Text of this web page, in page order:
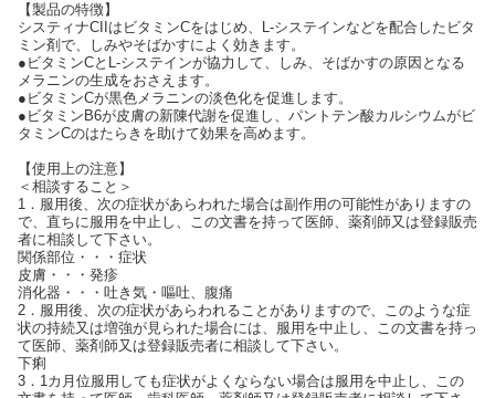
【製品の特徴】
システィナCIIはビタミンCをはじめ、L-システインなどを配合したビタ
ミン剤で、しみやそばかすによく効きます。
●ビタミンCとL-システインが協力して、しみ、そばかすの原因となる
メラニンの生成をおさえます。
●ビタミンCが黒色メラニンの淡色化を促進します。
●ビタミンB6が皮膚の新陳代謝を促進し、パントテン酸カルシウムがビ
タミンCのはたらきを助けて効果を高めます。
【使用上の注意】
＜相談すること＞
1．服用後、次の症状があらわれた場合は副作用の可能性がありますの
で、直ちに服用を中止し、この文書を持って医師、薬剤師又は登録販売
者に相談して下さい。
関係部位・・・症状
皮膚・・・発疹
消化器・・・吐き気・嘔吐、腹痛
2．服用後、次の症状があらわれることがありますので、このような症
状の持続又は増強が見られた場合には、服用を中止し、この文書を持っ
て医師、薬剤師又は登録販売者に相談して下さい。
下痢
3．1カ月位服用しても症状がよくならない場合は服用を中止し、この